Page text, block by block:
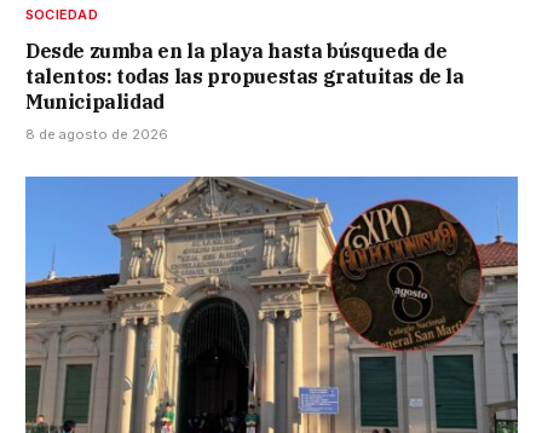
SOCIEDAD
Desde zumba en la playa hasta búsqueda de
talentos: todas las propuestas gratuitas de la
Municipalidad
8 de agosto de 2026